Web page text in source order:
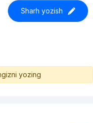
Sharh yozish
yozing